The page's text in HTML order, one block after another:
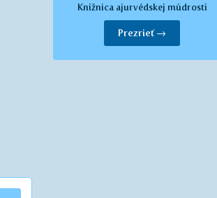
Knižnica ajurvédskej múdrosti
Prezrieť →